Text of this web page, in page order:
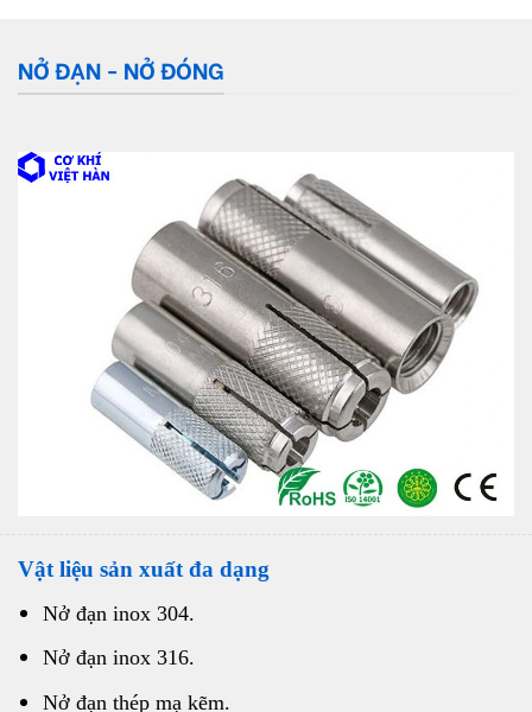
NỞ ĐẠN - NỞ ĐÓNG
Vật liệu sản xuất đa dạng
Nở đạn inox 304.
Nở đạn inox 316.
Nở đạn thép mạ kẽm.